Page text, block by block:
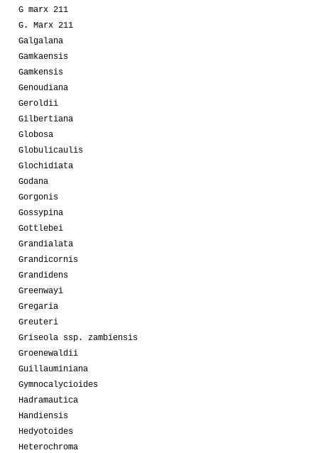
G marx 211
G. Marx 211
Galgalana
Gamkaensis
Gamkensis
Genoudiana
Geroldii
Gilbertiana
Globosa
Globulicaulis
Glochidiata
Godana
Gorgonis
Gossypina
Gottlebei
Grandialata
Grandicornis
Grandidens
Greenwayi
Gregaria
Greuteri
Griseola ssp. zambiensis
Groenewaldii
Guillauminiana
Gymnocalycioides
Hadramautica
Handiensis
Hedyotoides
Heterochroma